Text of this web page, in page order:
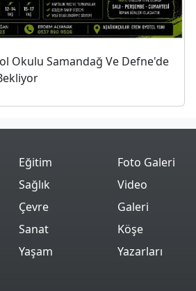
Okulu Samandağ Ve Defne'de
Eğitim
Sağlık
Çevre
Sanat
Yaşam
Foto Galeri
Video
Galeri
Köşe
Yazarları